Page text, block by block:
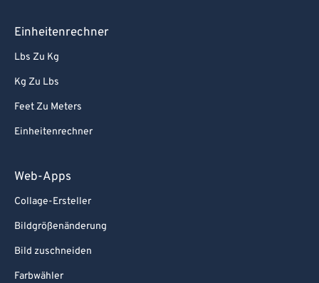
Einheitenrechner
Lbs Zu Kg
Kg Zu Lbs
Feet Zu Meters
Einheitenrechner
Web-Apps
Collage-Ersteller
Bildgrößenänderung
Bild zuschneiden
Farbwähler